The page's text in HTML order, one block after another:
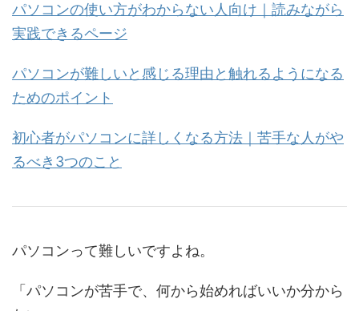
パソコンの使い方がわからない人向け｜読みながら
実践できるページ
パソコンが難しいと感じる理由と触れるようになる
ためのポイント
初心者がパソコンに詳しくなる方法｜苦手な人がや
るべき3つのこと
パソコンって難しいですよね。
「パソコンが苦手で、何から始めればいいか分から